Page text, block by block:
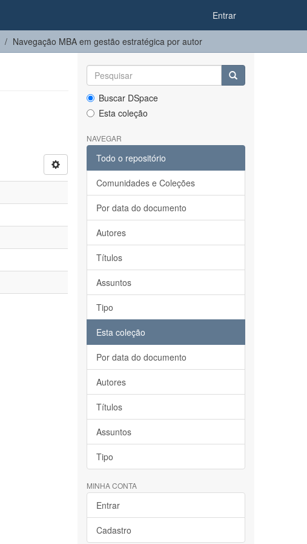
Entrar
Navegação MBA em gestão estratégica por autor
Buscar DSpace
Esta coleção
NAVEGAR
Todo o repositório
Comunidades e Coleções
Por data do documento
Autores
Títulos
Assuntos
Tipo
Esta coleção
Por data do documento
Autores
Títulos
Assuntos
Tipo
MINHA CONTA
Entrar
Cadastro